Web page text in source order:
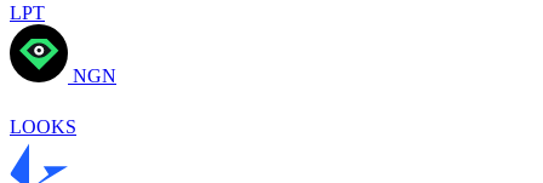
LPT
NGN
LOOKS